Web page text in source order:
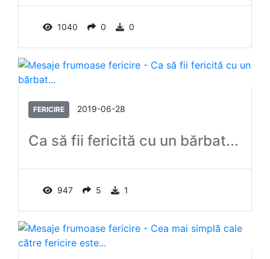
1040 0 0
FERICIRE 2019-06-28
Ca să fii fericită cu un bărbat...
947 5 1